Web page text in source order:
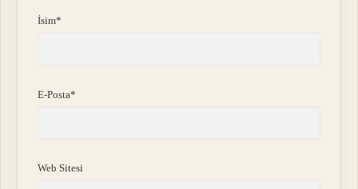
İsim*
E-Posta*
Web Sitesi